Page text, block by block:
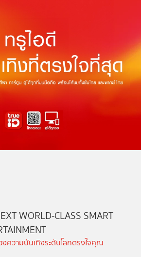
WORLD-CLASS SMART
ความบันเทิงระดับโลกตรงใจคุณ